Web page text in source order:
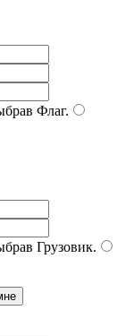
Флаг.
Грузовик.